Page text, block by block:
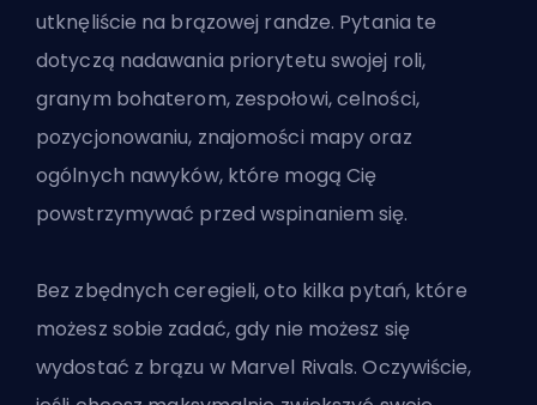
utknęliście na brązowej randze. Pytania te
dotyczą nadawania priorytetu swojej roli,
granym bohaterom, zespołowi, celności,
pozycjonowaniu, znajomości mapy oraz
ogólnych nawyków, które mogą Cię
powstrzymywać przed wspinaniem się.
Bez zbędnych ceregieli, oto kilka pytań, które
możesz sobie zadać, gdy nie możesz się
wydostać z brązu w Marvel Rivals. Oczywiście,